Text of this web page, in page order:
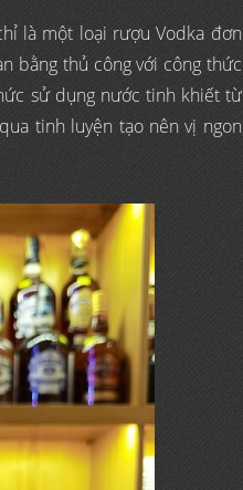
là một loại rượu Vodka đơn
bằng thủ công với công thức
sử dụng nước tinh khiết từ
tinh luyện tạo nên vị ngon